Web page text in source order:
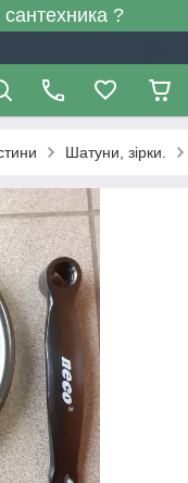
?
Шатуни, зірки.